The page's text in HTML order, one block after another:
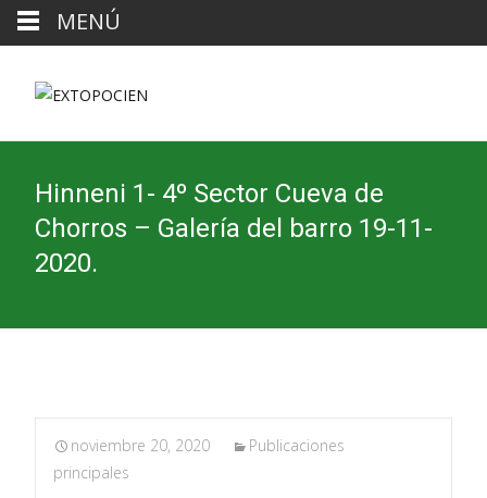
Hinneni 1- 4º Sector Cueva de
Chorros – Galería del barro 19-11-
2020.
noviembre 20, 2020
Publicaciones
principales
MENÚ